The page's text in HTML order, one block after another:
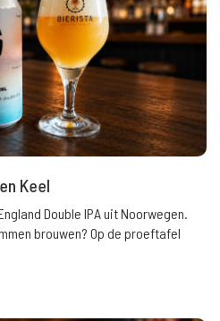
Keel
Double IPA uit Noorwegen.
brouwen? Op de proeftafel